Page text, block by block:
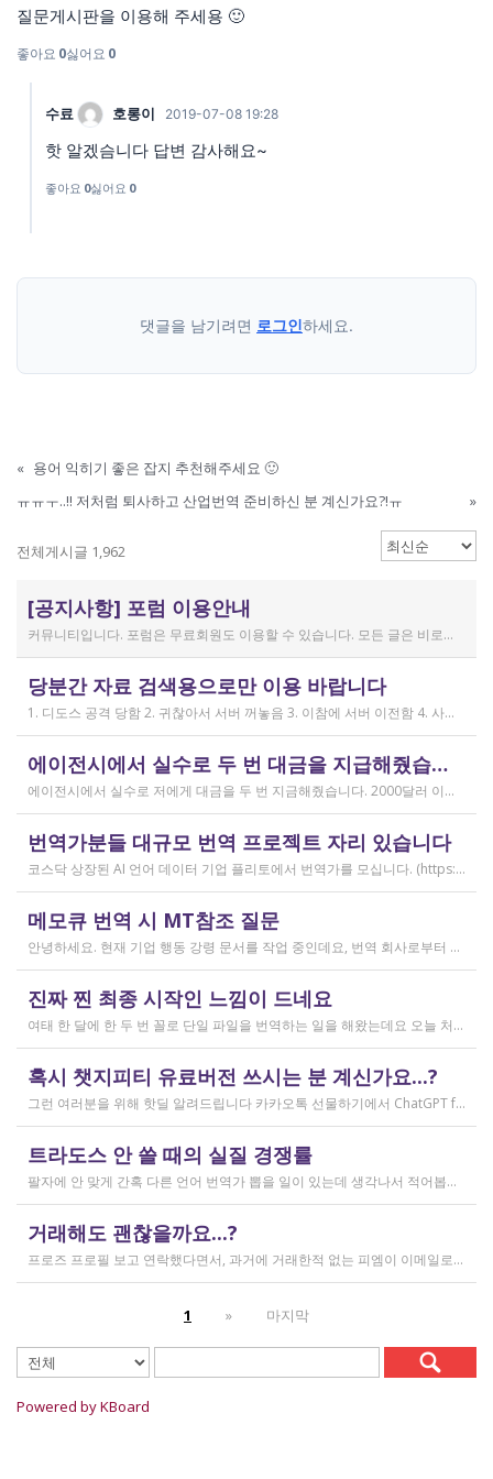
질문게시판을 이용해 주세용 🙂
좋아요 0싫어요 0
수료 호롱이 2019-07-08 19:28
핫 알겠슴니다 답변 감사해요~
좋아요 0싫어요 0
댓글을 남기려면 로그인하세요.
« 용어 익히기 좋은 잡지 추천해주세요 🙂
ㅠㅠㅜ..!! 저처럼 퇴사하고 산업번역 준비하신 분 계신가요?!ㅠ
»
전체게시글 1,962
[공지사항] 포럼 이용안내
커뮤니티입니다. 포럼은 무료회원도 이용할 수 있습니다. 모든 글은 비로그인 사용자에게도 공개됩니다. 감사합니다.
당분간 자료 검색용으로만 이용 바랍니다
1. 디도스 공격 당함 2. 귀찮아서 서버 꺼놓음 3. 이참에 서버 이전함 4. 사라진 데이터는 없는 것 확인했는데, 일부 DB 설정이 활성화 안됨 5. 고칠 수는 있는데, 저희 집 신생아 협조 필요 6. 신생아가 협조하지 않음 현재 새글 쓰기, 신규 가입, 덧글 달기 등은 막아 두었습니다 언제든 3월 18일 전후 시점으로 롤백될 수 있습니다 디도스 공격은 10평짜리 구녕가게에 사람을 1만명 보내 영업방해를 하는 것과 같은 기법입니다. 왜 디도스 공격을 그렇게까지 열정적으로 하는가? 이것이 심해진 시점이 제가 출산하러 간다고 블라그에 글을 쓴 직후입니다. 적절한 비유인지 모르겠는데 암퇘지도 출산 후에는 도축 안 하지 않나 싶고요 옛날 같으면 이렇게 순하게 살지 않을 것인데, 요새 드는 생각이 좀 있습니다 사람은 노력해 봤자고, 사실 모든 능력치는 정해졌고 발현만 기다리는 것이 전부가 아닐까요 어떤 사람은 노력의 고점이 디도스 공격인 것입니다 그 애미도 한때는 가능성의 김칫국을 사발째 드링킹하며 키웠겠지요 저한테도 이 사이트를 유지할 유인이 있음은 말씀드렸으니 잘 이용해 주시면 그만인 것이고 시간 나시거든 디도스 공격자도 긍휼히 여겨 주시길 바랍니다
작성일
2026.04.15
에이전시에서 실수로 두 번 대금을 지급해줬습니다
에이전시에서 실수로 저에게 대금을 두 번 지금해줬습니다. 2000달러 이상을 두 번 wise로 지급받았습니다;;;; 에이전시에서 wise측으로 중복입금으로 인한 입금 취소 문의를 했는데 불가능하다고 답변을 받았다고 저에게 문의해달라고 하여, 저도 wise에 문의를 했지만, 입금자 정보를 알려준다면 취소 가능한 것 처럼 말하다가 결국 완료된 송금이라 취소가 불가능하다는 답변을 최종 전달받았습니다. 잘 쓰지 않는 계정이라 대금은 그대로 있는데 이 경우 제가 에이전시 계좌로 2000달러를 직접 재송금해도 문제가 없을까요..?? 추후 제 수익으로 잡혀서 세금문제나 기타 다른 사항이 복잡해질 것 같아서 wise에서 취소해주길 간절히 바랬는데ㅜㅜㅜ 이런경험이 있으시다면 어떻게 해결하셨나요ㅠㅠㅠ;;;
작성일
2026.04.04
번역가분들 대규모 번역 프로젝트 자리 있습니다
코스닥 상장된 AI 언어 데이터 기업 플리토에서 번역가를 모십니다. (https://startups.koraia.org/company/297) • 번역할 내용: 일상 대화, 일반 문장 중심의 단문 데이터 (전문지식 불필요) • 참여 프로젝트: 단문 번역(Human Translation) • 모집 언어쌍: 한국어 <> 다국어 • 목적: AI 학습용 데이터셋 구축 • 근무 형태: 재택 근무(학생, 프리랜서 번역가 환영) • 근무방법: Flitto 플랫폼 또는 엑셀 파일을 이용하여 작업 진행 - 파일 1개당 약 9,800단어 (언어쌍별 상이) - 파일 단위로 작업하며 1개만 참여도 가능 (이후 추가 참여 선택 가능) - 파일 1개 번역에 약 3~4일 데드라인 부여 - 파일 1개 번역 시 약 180,000원 ~ 386,000원 수준 (언어쌍별 상이) - 정산은 월 1회 지급 (플리토 정산 기준) - 프로젝트 기간: 약 1~3개월 (자율 참여) ★작업 단가: 한국어 → 스페인어: 9,800단어, 38.4원/단어, 파일 1개 완료 시 약 376,800원 스페인어 → 한국어: 9,800단어, 33.8원/단어, 파일 1개 완료 시 약 331,000원 한국어 → 러시아어: 9,800단어, 26.1원/단어, 파일 1개 완료 시 약 255,000원 한국어 → 중국어(간체): 9,800단어, 23.0원/단어, 파일 1개 완료 시 약 225,000원 중국어(간체) → 한국어: 16,800글자, 18.4원/글자, 파일 1개 완료 시 약 309,000원 한국어 → 중국어(번체): 9,800단어, 26.1원/단어, 파일 1개 완료 시 약 255,000원 중국어(번체) → 한국어: 16,800글자, 23.0원/글자, 파일 1개 완료 시 약 386,000원 한국어 → 베트남어: 9,800단어, 18.4원/단어, 파일 1개 완료 시 약 180,000원 베트남어 → 한국어: 9,800단어, 23.0원/단어, 파일 1개 완료 시 약 225,000원 *실제 업무시 수령 금액은 단가 및 작업량에 따라 위 금액과 차이가 있을 수 있습니다. *플리토 플랫폼(작업 툴) 작업 시 상응하는 포인트로 단가가 지급됩니다. 다음 링크로 신청 부탁드립니다: https://form.jotform.com/253371208518456?source_channel=albamon
메모큐 번역 시 MT참조 질문
안녕하세요. 현재 기업 행동 강령 문서를 작업 중인데요, 번역 회사로부터 메모큐 서버에서 메모큐 파일을 받았습니다. 번역회사에서 아이디와 비밀번호를 받아서 작업을 하는데 데스크탑 메모큐가 무료 버전이어서인지 이것저것 만져보다 보니(TM(만들어서 처음 해보는 문서 얼라인 시도), 라이브독스, 텀베이스등 눌러보는 행위) 밑의 사진과 같이 번역메모리 연결도 안된다고 하고 분명 어떤 파일에도 체크가 안 되어있는데 하나의 파일로만 연결 가능하다고 해서... 데스크탑 메모큐에서는 번역이 어렵다고 판단하여 그대로 이중언어 파일을 익스포트 해서 트라도스로 번역했습니다. (얼라인먼트 기능 사용해 2023년의 공식 한글 번역을 레퍼런스로 번역) 그랬더니 (메모큐에선 단순했던 코드가 트라도스에 복잡하게 나타나더라고요 아무튼 이것들을 해결하고 QA도 돌리고 나서...) 이중언어 파일을 메모큐에서 받으려다 보니 또 Free mode issue로 지원하지 않는 기능이라고 하더라고요. 그래서... 웹 메모큐를 사용해 태초부터 번역을 진행 중인데, 자동 번역으로 MT가 뜨는 걸 딸깍딸깍하고 확정 중이었는데 뭔가 이래도 되나 하는 생각이 들어서 질문하러 왔습니다. (이렇게 뜨는 걸 딸깍 확정 딸깍 확정 반복...) 클라이언트가 가이드라인을 주진 않았고 처음 파일을 줄 때 그 회사의 텀베이스가 연결된 파일을 줘서 그거 기반으로 한글 뜻이 맞으면 맞는 가이드라인이겠거니 하고 있는데 문장 부호나 말투나 뭔가 좀 기계번역의 날것을 적용하고 있다는 생각이 들어서... 이럴 땐 어떻게 해야하는지 여쭤보고 싶어요. 제가 트라도스로 번역한 세그먼트를 메모큐 타겟 세그먼트에 복붙하면 오류가 나는데 그냥 코드를 빼고 제가 트라도스에서 번역한걸 메모큐로 손수 옮겨야 할까요..!! 오늘 새벽 내내 기술 배우라는게 다른게 아니라 이걸 잘 알아두라는 말이었구나 하면서 깨달음을 얻었습니다...
진짜 찐 최종 시작인 느낌이 드네요
여태 한 달에 한 두 번 꼴로 단일 파일을 번역하는 일을 해왔는데요 오늘 처음으로 모 회사에서 트라도스 패키지 파일로 전달하는 일을!!! 주셔서 열어봤습니다. ...너무 떨리네요 원래 타겟 세그먼트에 아무것도 없었는데, NMT나 100프로 매치로 채워져있고 그래요 맨 처음 일을 받고 돈을 받았을 때가 커리어의 시작이라고 생각했는데 몇 달 동안 그런 식으로 많으면 두 세개 정도의 일을 받다가 오늘 나름 볼륨 있는 업무를 맡게 되니까 뭔가 커리어의 [진짜_찐_시작_최종] 같고 긴장되네요 잘 해내고 싶어서 떨리고,,,,,, 잘 할 수 있을까 싶고 크아악 다들 2월에 일 잘 해내고 계신가요 여태껏 검색 기능을 사용해 눈팅만 해왔는데 산번혁 회원님들의 번역가 라이프는 어떻게 굴러가고 있는지 궁금하네요 호호호
2026.02.20
혹시 챗지피티 유료버전 쓰시는 분 계신가요...?
그런 여러분을 위해 핫딜 알려드립니다 카카오톡 선물하기에서 ChatGPT for Kakao 쳐서 들어가 보시면 한달에 200달러짜리 프로 버전을 2만9천원에 팔고 있습니다. 이벤트 성이라서 계속 판매는 안 할 것 같고 5개 구매 제한도 있긴 하지만, 어차피 3만원씩 내고 플러스 버전 쓰시고 계시다면 같은 가격에 프로 써보는 것도 나쁘지 않을 것 같아요 ㅎㅎ 저도 혹시 사기 아닌가 긴가민가했는데 진짜 프로 버전 맞더라고요.
트라도스 안 쓸 때의 실질 경쟁률
팔자에 안 맞게 간혹 다른 언어 번역가 뽑을 일이 있는데 생각나서 적어봅니다 트라도스/메모큐를 사야 하냐? 라는 질문은 설득의 대상이 아니라고 생각해서 그냥 두는 편인데요 질문 전 적극적으로 정보를 찾아보는 상태에서는 의미가 있을 것입니다 뽑히는 입장에선 잘 모르는데, 뽑는 입장에서는 트라도스/메모큐 안 쓰는 사람은 걸러버리면 정말 편합니다 주어진 업무를 못 한다는 뜻이거든요 1) 용어 1천개가 든 용어집이 있음 2) 기존에 쓰던 번역 메모리가 있음 상당히 흔한 상황인데, 트라도스/메모큐를 안 쓰고 외워서 작업이 가능한 사람은 산업스파이 쪽으로 가셔야지 여기 있으면 안 됨 저 스크린샷에도 제가 답변한 사람은 얼마 안 되는데요 챗지피티로 '트라도스 사용자/기타 요건(단가 등)' 맞는 사람만 필터로 건져서 답변하는 겁니다 아마 트라도스 안 써도 되는 운전면허증 번역같은 업무도 있을 텐데, 그런 것은 단발성이고 업데이트가 없으며 없는 자들끼리 경쟁해서 경쟁률이 아주 높을 겁니다.
거래해도 괜찮을까요...?
프로즈 프로필 보고 연락했다면서, 과거에 거래한적 없는 피엠이 이메일로 의뢰를 주셨는데요 샘테도 보지 않고 4일안에 19000단어 영한번역을 해달라는데 거래해도 괜찮을까요..? 거래한적 한번도 없는 뉴비한테 샘테도 없이 프로젝트를 던져주니 이거 사기인거 아닌가 좀 걱정이 됩니다. 급한데 사람구하기 어려워서일까요? 게다가 전 이력서상 경력도 몇줄 안되는 초보중의 초보입니다...
1 » 마지막
Powered by KBoard